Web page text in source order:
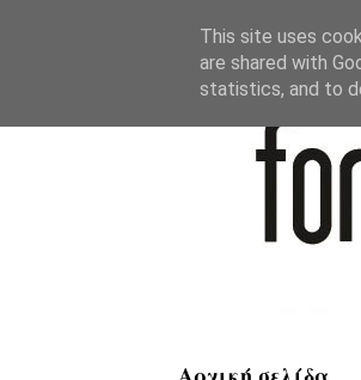
This site uses
are shared with
statistics, and to